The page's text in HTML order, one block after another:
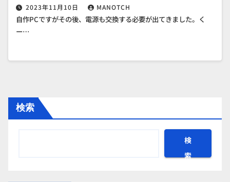
2023年11月10日 MANOTCH
自作PCですがその後、電源も交換する必要が出てきました。く
ー…
検索
検
索